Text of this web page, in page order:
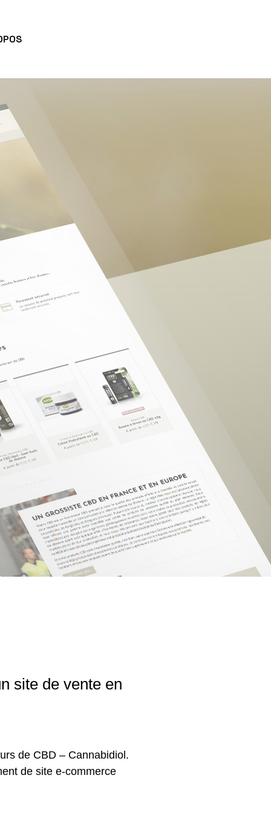
site de vente en
de CBD – Cannabidiol.
de site e-commerce